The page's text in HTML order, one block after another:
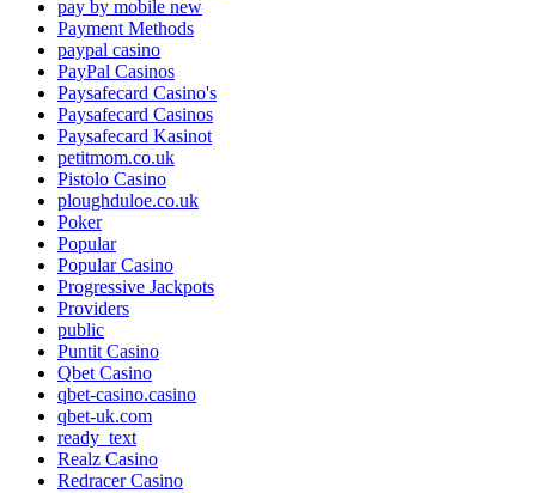
pay by mobile new
Payment Methods
paypal casino
PayPal Casinos
Paysafecard Casino's
Paysafecard Casinos
Paysafecard Kasinot
petitmom.co.uk
Pistolo Casino
ploughduloe.co.uk
Poker
Popular
Popular Casino
Progressive Jackpots
Providers
public
Puntit Casino
Qbet Casino
qbet-casino.casino
qbet-uk.com
ready_text
Realz Casino
Redracer Casino